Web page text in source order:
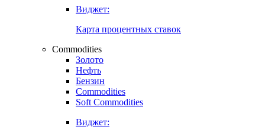
Виджет:
Карта процентных ставок
Commodities
Золото
Нефть
Бензин
Commodities
Soft Commodities
Виджет: